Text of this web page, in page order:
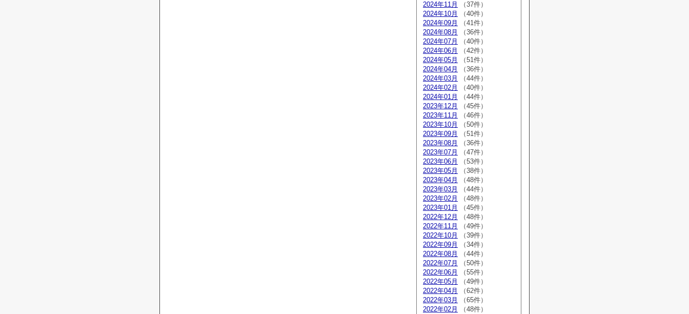
2024年11月
（37件）
2024年10月
（40件）
2024年09月
（41件）
2024年08月
（36件）
2024年07月
（40件）
2024年06月
（42件）
2024年05月
（51件）
2024年04月
（36件）
2024年03月
（44件）
2024年02月
（40件）
2024年01月
（44件）
2023年12月
（45件）
2023年11月
（46件）
2023年10月
（50件）
2023年09月
（51件）
2023年08月
（36件）
2023年07月
（47件）
2023年06月
（53件）
2023年05月
（38件）
2023年04月
（48件）
2023年03月
（44件）
2023年02月
（48件）
2023年01月
（45件）
2022年12月
（48件）
2022年11月
（49件）
2022年10月
（39件）
2022年09月
（34件）
2022年08月
（44件）
2022年07月
（50件）
2022年06月
（55件）
2022年05月
（49件）
2022年04月
（62件）
2022年03月
（65件）
2022年02月
（48件）